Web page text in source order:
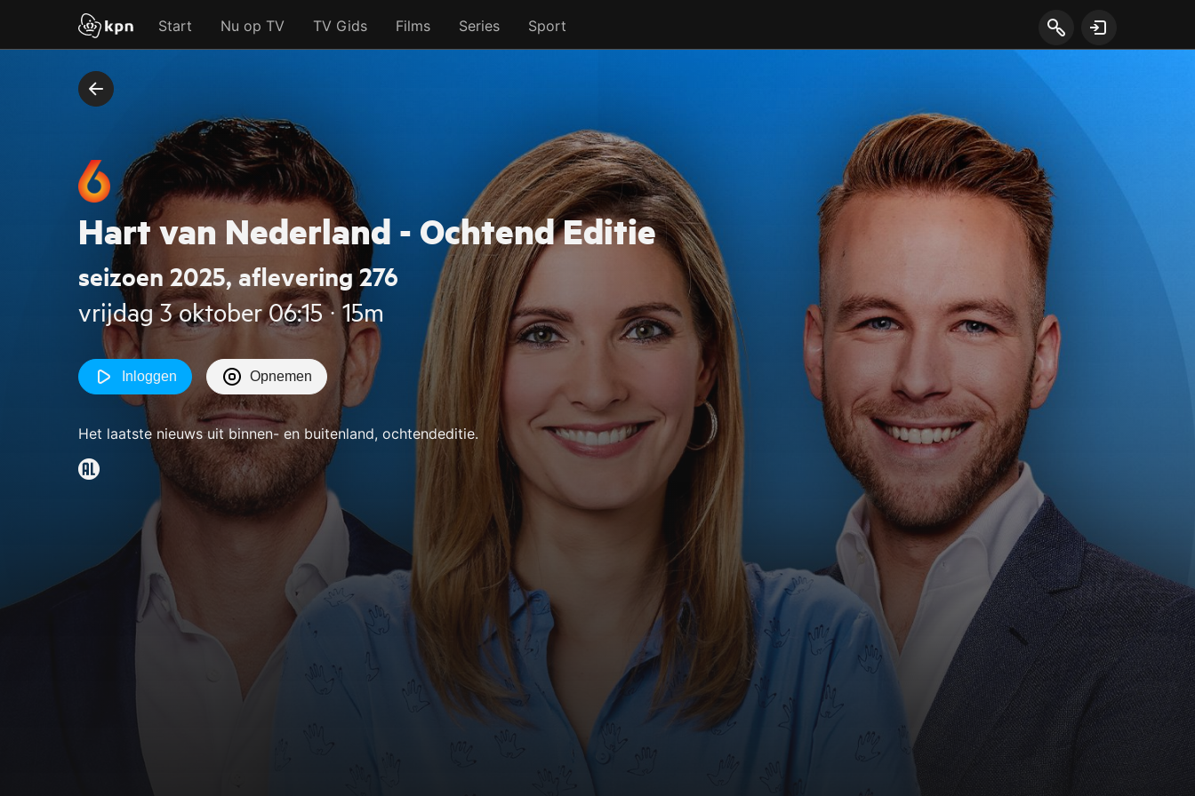
Start Nu op TV TV Gids Films Series Sport
Hart van Nederland - Ochtend Editie
seizoen 2025, aflevering 276
vrijdag 3 oktober 06:15 ‧ 15m
Inloggen Opnemen
Het laatste nieuws uit binnen- en buitenland, ochtendeditie.